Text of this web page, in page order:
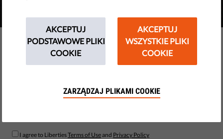
Liberties Newsletter
I agree to LibertiesTerms of Useand Privacy Policy
AKCEPTUJ
PODSTAWOWE PLIKI
COOKIE
AKCEPTUJ
WSZYSTKIE PLIKI
COOKIE
ZARZĄDZAJ PLIKAMI COOKIE